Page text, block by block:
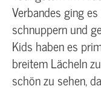
Verbandes ging
schnuppern und
Kids haben es
breitem Lächeln
schön zu sehen,